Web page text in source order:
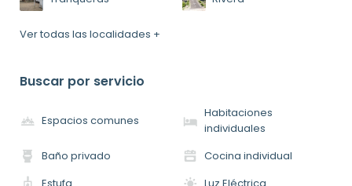
Ver todas las localidades +
Buscar por servicio
Espacios comunes
Habitaciones
individuales
Baño privado
Cocina individual